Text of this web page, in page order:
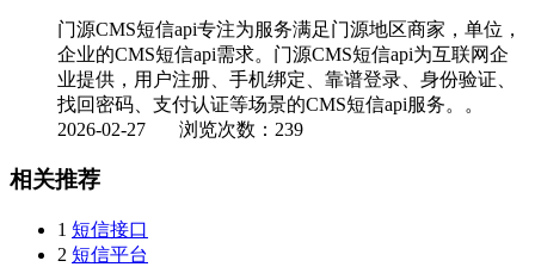
门源CMS短信api专注为服务满足门源地区商家，单位，
企业的CMS短信api需求。门源CMS短信api为互联网企
业提供，用户注册、手机绑定、靠谱登录、身份验证、
找回密码、支付认证等场景的CMS短信api服务。。
2026-02-27 浏览次数：239
相关推荐
1 短信接口
2 短信平台